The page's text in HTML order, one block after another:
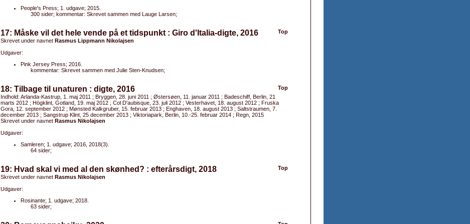
People's Press; 1. udgave; 2015.
300 sider; kommentar: Skrevet sammen med Lauge Larsen;
Top
17: Måske vil det hele vende på et tidspunkt : Giro d'Italia-digte, 2016
Skrevet under navnet Rasmus Lippmann Nikolajsen
Udgaver:
Pink Jersey Press; 2016.
kommentar: Skrevet sammen med Julie Sten-Knudsen;
Top
18: Tilbage til unaturen : digte, 2016
Indhold: Arlanda-Kastrup, 1. maj 2011 ; Bryggen, 28. juni 2011 ; Østersøen, 11. januar 2011 ; Badeschiff, Berlin, 21
marts 2012 ; Högklint, Gotland, 19. maj 2012 ; Col D'aubisque, 23. juli 2012 ; Vesterhavet, 18. august 2012 ; Fruska
Gora, 12. september 2012 ; Mønsted Kalkgruber, 15. februar 2013 ; Enghaven, 18. august 2013 ; Saltstraumen, 7.
december 2013 ; Sangstrup Klint, 25 december 2013 ; Viktoriapark, Berlin, 10.-25. februar 2014 ; Regn, 2015
Skrevet under navnet Rasmus Nikolajsen
Udgaver:
Samleren; 1. udgave; 2016, 2018(3).
64 sider;
Top
19: Hvad skal vi med al den skønhed? : efterårsdigt, 2018
Skrevet under navnet Rasmus Nikolajsen
Udgaver:
Rosinante; 1. udgave; 2018.
63 sider;